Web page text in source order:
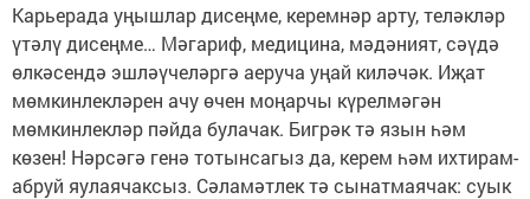
Карьерада уңышлар дисеңме, керемнәр арту, теләкләр
үтәлү дисеңме… Мәгариф, медицина, мәдәният, сәүдә
өлкәсендә эшләүчеләргә аеруча уңай киләчәк. Иҗат
мөмкинлекләрен ачу өчен моңарчы күрелмәгән
мөмкинлекләр пәйда булачак. Бигрәк тә язын һәм
көзен! Нәрсәгә генә тотынсагыз да, керем һәм ихтирам-
абруй яулаячаксыз. Сәламәтлек тә сынатмаячак: суык